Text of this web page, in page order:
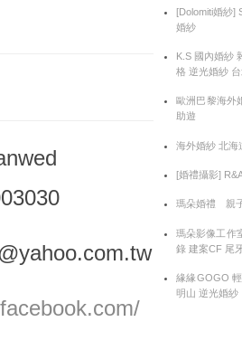
[Dolomiti婚紗]
婚紗
K.S 國內婚紗
格 逆光婚紗
歐洲巴黎海外
助遊
海外婚紗 北海
[婚禮攝影]
瑪朵婚禮 親
瑪朵影像工作
錄 建案CF 尾
緣緣GOGO
明山 逆光婚紗